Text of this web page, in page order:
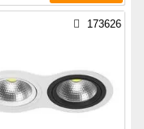
173626